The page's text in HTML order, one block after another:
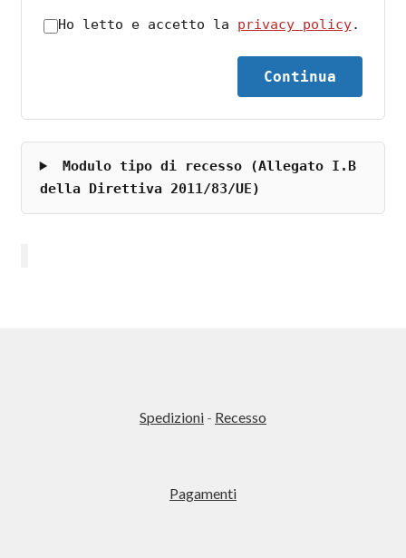
Ho letto e accetto la privacy policy.
Continua
Modulo tipo di recesso (Allegato I.B
della Direttiva 2011/83/UE)
Spedizioni - Recesso
Pagamenti